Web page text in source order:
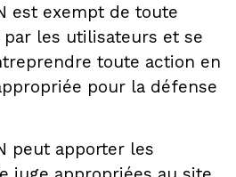
est exempt de toute
les utilisateurs et se
toute action en
pour la défense
peut apporter les